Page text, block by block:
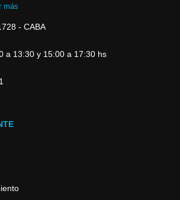
más
- CABA
a 13:30 y 15:00 a 17:30 hs